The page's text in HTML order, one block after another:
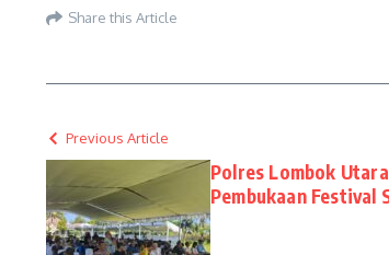
Share this Article
Previous Article
Polres Lombok
Pembukaan